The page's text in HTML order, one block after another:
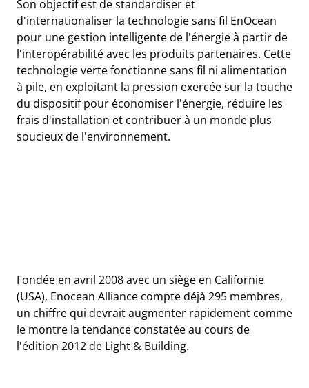
Son objectif est de standardiser et
d'internationaliser la technologie sans fil EnOcean
pour une gestion intelligente de l'énergie à partir de
l'interopérabilité avec les produits partenaires. Cette
technologie verte fonctionne sans fil ni alimentation
à pile, en exploitant la pression exercée sur la touche
du dispositif pour économiser l'énergie, réduire les
frais d'installation et contribuer à un monde plus
soucieux de l'environnement.
Fondée en avril 2008 avec un siège en Californie
(USA), Enocean Alliance compte déjà 295 membres,
un chiffre qui devrait augmenter rapidement comme
le montre la tendance constatée au cours de
l'édition 2012 de Light & Building.